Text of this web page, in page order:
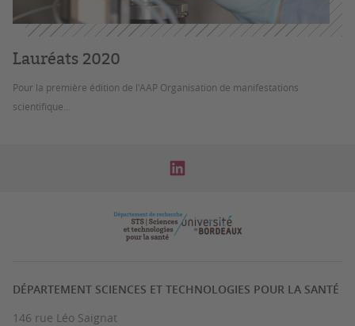
Lauréats 2020
Pour la première édition de l'AAP Organisation de manifestations
scientifique...
DÉPARTEMENT SCIENCES ET TECHNOLOGIES POUR LA SANTÉ
146 rue Léo Saignat